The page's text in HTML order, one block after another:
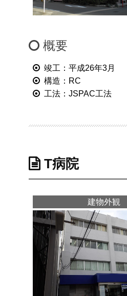
概要
竣工：平成26年3月
構造：RC
工法：JSPAC工法
T病院
建物外観